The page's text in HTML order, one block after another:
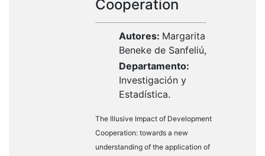
Cooperation
Autores: Margarita
Beneke de Sanfeliú,
Departamento:
Investigación y
Estadística.
The Illusive Impact of Development
Cooperation: towards a new
understanding of the application of